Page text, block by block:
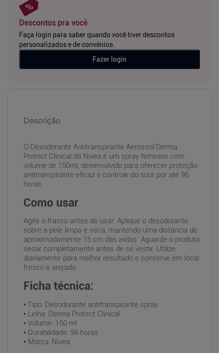
Descontos pra você
Faça login para saber quando você tiver descontos
personalizados e de convênios.
Fazer login
Descrição
O Desodorante Antitranspirante Aerossol Derma
Protect Clinical da Nivea é um spray feminino com
volume de 150ml, desenvolvido para oferecer proteção
antitranspirante eficaz e controle do suor por até 96
horas.
Como usar
Agite o frasco antes de usar. Aplique o desodorante
sobre a pele limpa e seca, mantendo uma distância de
aproximadamente 15 cm das axilas. Aguarde o produto
secar completamente antes de se vestir. Utilize
diariamente para melhor resultado e conserve em local
fresco e arejado.
Ficha técnica:
• Tipo: Desodorante antitranspirante spray
• Linha: Derma Protect Clinical
• Volume: 150 ml
• Durabilidade: 96 horas
• Marca: Nivea